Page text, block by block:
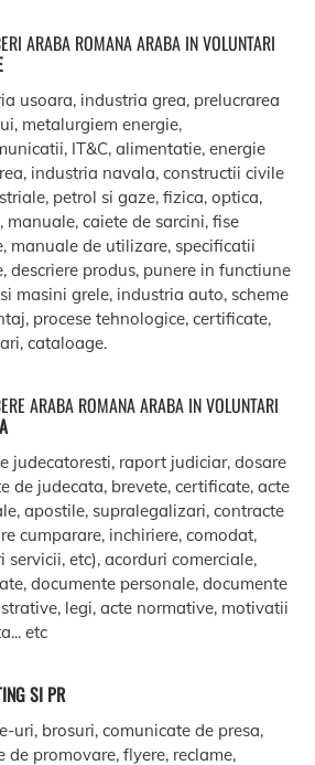
ARABA ROMANA ARABA IN VOLUNTARI
usoara, industria grea, prelucrarea
metalurgiem energie,
IT&C, alimentatie, energie
industria navala, constructii civile
petrol si gaze, fizica, optica,
manuale, caiete de sarcini, fise
manuale de utilizare, specificatii
descriere produs, punere in functiune
masini grele, industria auto, scheme
procese tehnologice, certificate,
cataloage.
ARABA ROMANA ARABA IN VOLUNTARI
judecatoresti, raport judiciar, dosare
de judecata, brevete, certificate, acte
apostile, supralegalizari, contracte
cumparare, inchiriere, comodat,
servicii, etc), acorduri comerciale,
documente personale, documente
legi, acte normative, motivatii
etc
SI PR
uri, brosuri, comunicate de presa,
de promovare, flyere, reclame,